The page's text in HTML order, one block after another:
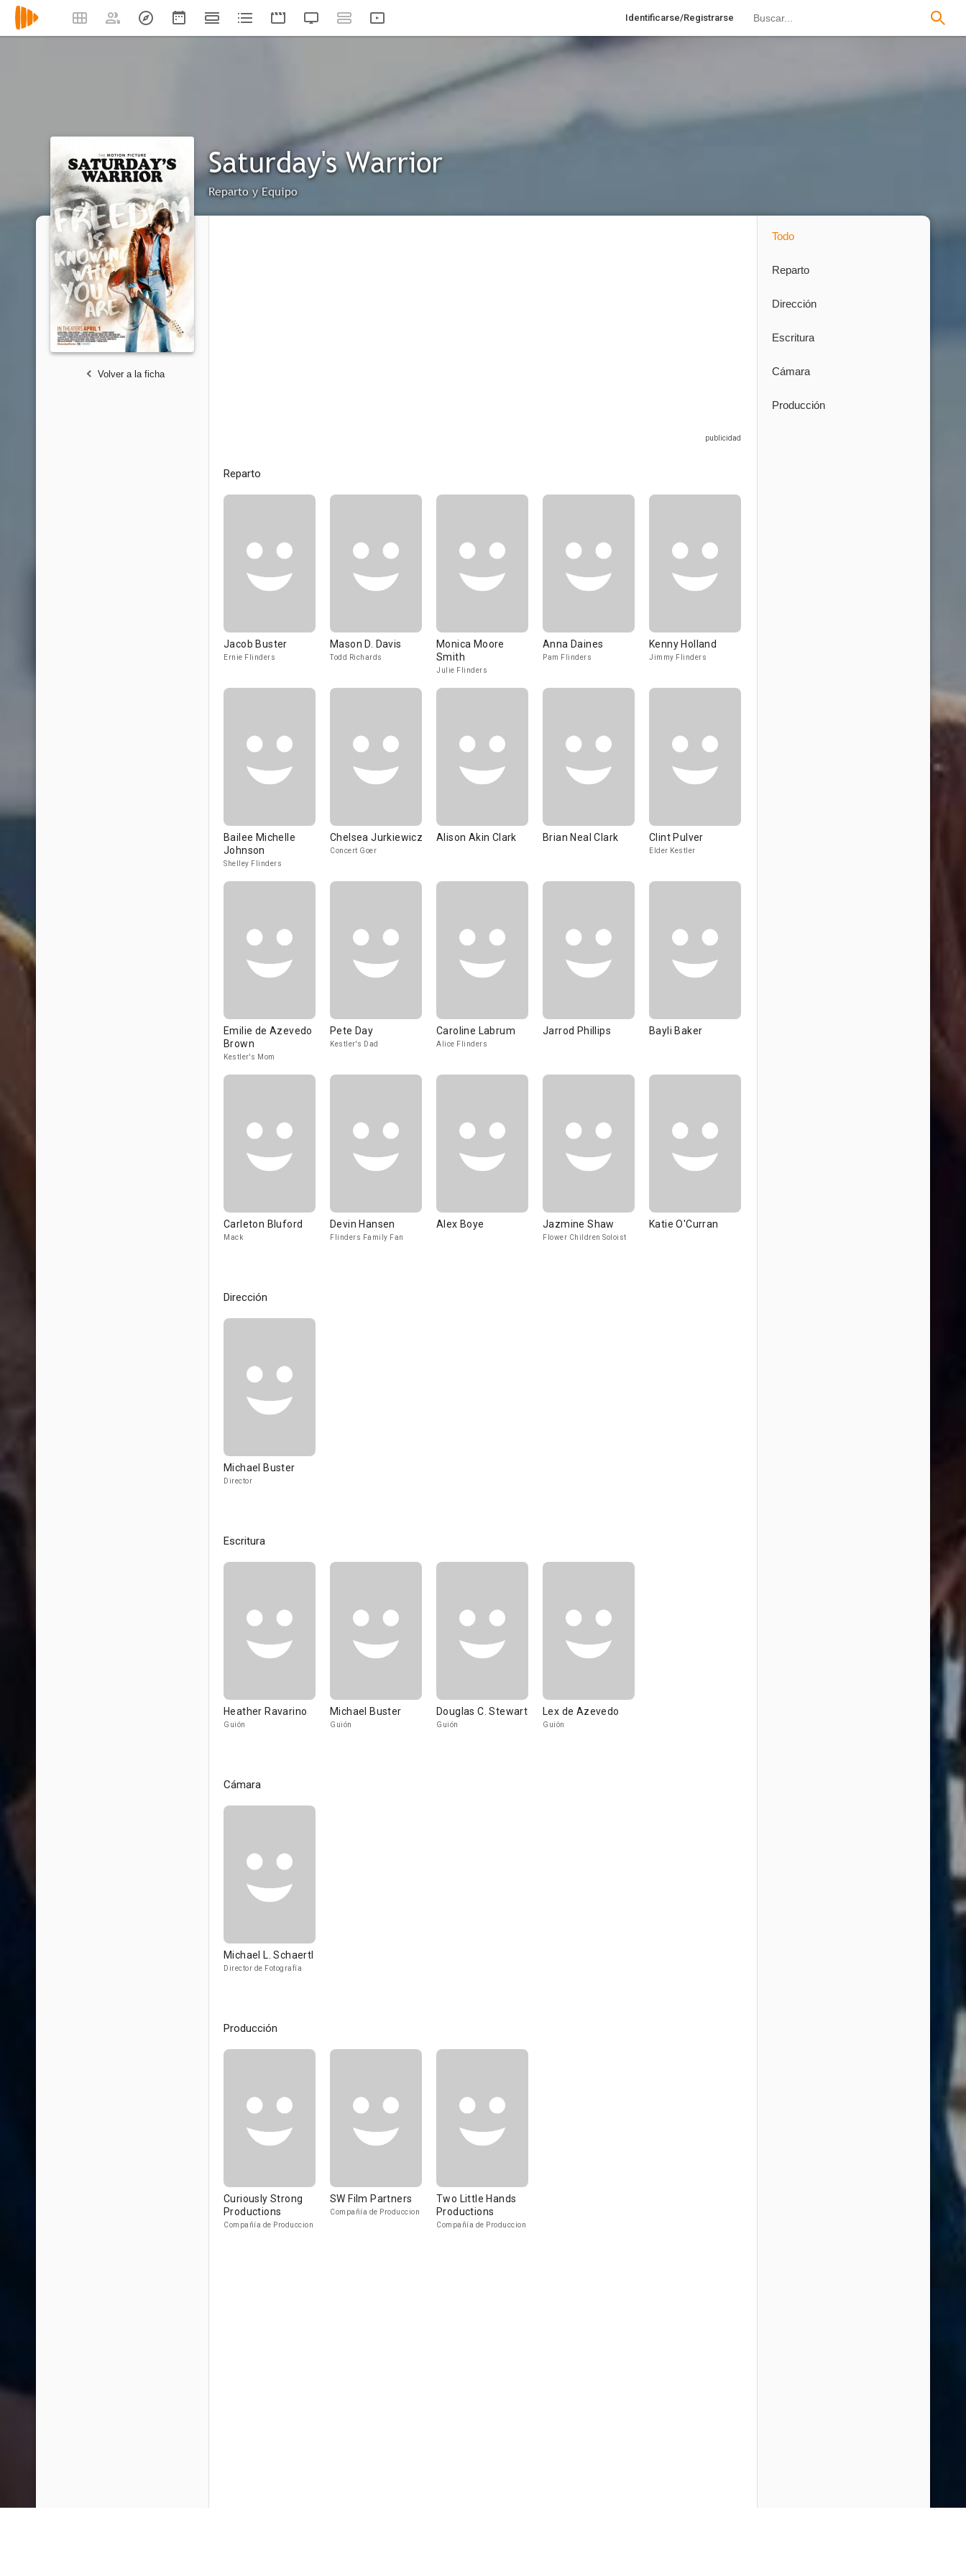
Identificarse/Registrarse
Saturday's Warrior
Reparto y Equipo
Volver a la ficha
Reparto
Jacob Buster
Ernie Flinders
Mason D. Davis
Todd Richards
Monica Moore
Smith
Julie Flinders
Anna Daines
Pam Flinders
Kenny Holland
Jimmy Flinders
Bailee Michelle
Johnson
Shelley Flinders
Chelsea Jurkiewicz
Concert Goer
Alison Akin Clark Brian Neal Clark Clint Pulver
Elder Kestler
Emilie de Azevedo
Brown
Kestler's Mom
Pete Day
Kestler's Dad
Caroline Labrum
Alice Flinders
Jarrod Phillips Bayli Baker
Carleton Bluford
Mack
Devin Hansen
Flinders Family Fan
Alex Boye Jazmine Shaw
Flower Children Soloist
Katie O'Curran
Dirección
Michael Buster
Director
Escritura
Heather Ravarino
Guión
Michael Buster
Guión
Douglas C. Stewart
Guión
Lex de Azevedo
Guión
Cámara
Michael L. Schaertl
Director de Fotografía
Producción
Curiously Strong
Productions
Compañía de Produccion
SW Film Partners
Compañía de Produccion
Two Little Hands
Productions
Compañía de Produccion
Todo
Reparto
Dirección
Escritura
Cámara
Producción